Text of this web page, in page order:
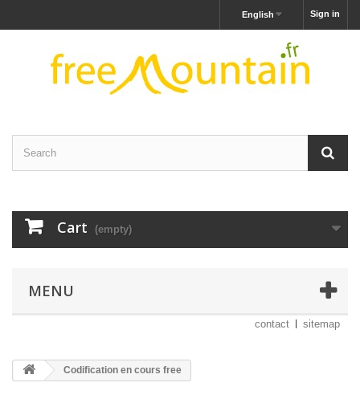
Sign in
English
Cart (empty)
MENU
contact sitemap
Codification en cours free